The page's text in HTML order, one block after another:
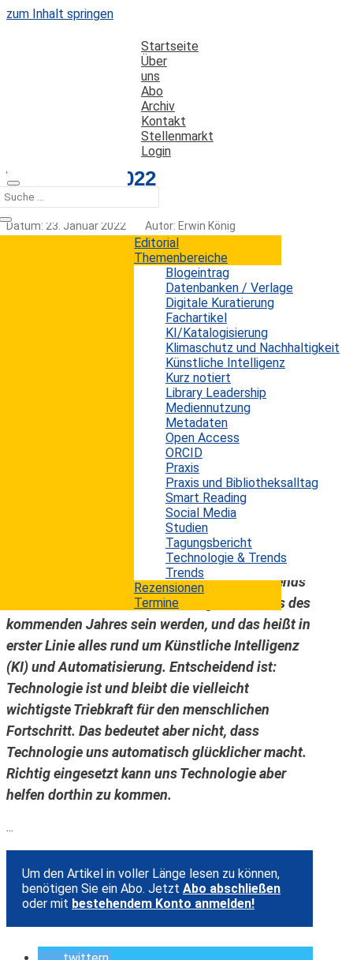
zum Inhalt springen
Startseite
Über
uns
Abo
Archiv
Kontakt
Stellenmarkt
Login
Editorial
Themenbereiche
Blogeintrag
Datenbanken / Verlage
Digitale Kuratierung
Fachartikel
KI/Katalogisierung
Klimaschutz und Nachhaltigkeit
Künstliche Intelligenz
Kurz notiert
Library Leadership
Mediennutzung
Metadaten
Open Access
ORCID
Praxis
Praxis und Bibliotheksalltag
Smart Reading
Social Media
Studien
Tagungsbericht
Technologie & Trends
Trends
Rezensionen
Termine
Trends für 2022
Datum: 23. Januar 2022
Autor: Erwin König
Wie üblich zum Jahresauftakt, berichten wir auch
in dieser ersten Ausgabe von Library Essentials
über mögliche Trends für das neue Jahr 2022.
Betrachtet man die diversen Technologie-Trends,
Marktforschungsunternehmen und
Fachmagazine Anfang dieses bzw. Ende letzten
Jahres publiziert haben, fallen die immer
komplexeren und längeren Bezeichnungen auf,
die angeblich die neuen Trends repräsentieren
sollen. Hier finden sich Begriffe wie Responsible
Artificial Intelligence (AI) oder Intelligent
Document Processing (IDP). Grundsätzlich lässt
sich aber festhalten, dass die wichtigsten Trends
der letzten Jahre auch die wichtigsten Trends des
kommenden Jahres sein werden, und das heißt in
erster Linie alles rund um Künstliche Intelligenz
(KI) und Automatisierung. Entscheidend ist:
Technologie ist und bleibt die vielleicht
wichtigste Triebkraft für den menschlichen
Fortschritt. Das bedeutet aber nicht, dass
Technologie uns automatisch glücklicher macht.
Richtig eingesetzt kann uns Technologie aber
helfen dorthin zu kommen.
...
Um den Artikel in voller Länge lesen zu können,
benötigen Sie ein Abo. Jetzt Abo abschließen
oder mit bestehendem Konto anmelden!